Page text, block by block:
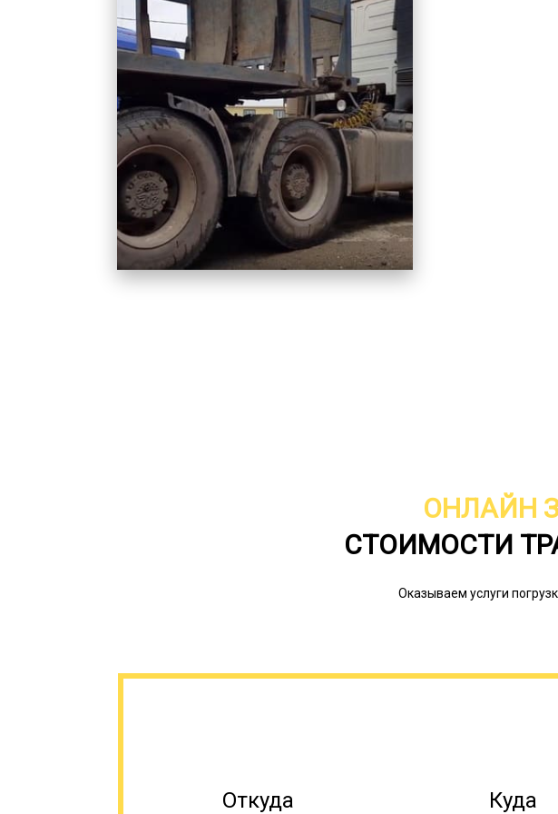
ОНЛАЙН
СТОИМОСТИ
Оказываем услуги
Откуда Куда